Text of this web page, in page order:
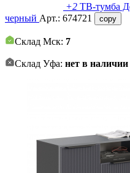
+2 ТВ-тумба
черный Арт.: 674721 copy
Склад Мск: 7
Склад Уфа: нет в наличии